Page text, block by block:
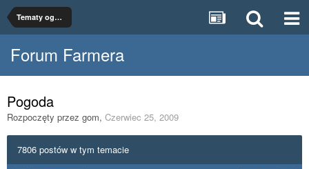
Tematy ogólne
Forum Farmera
Pogoda
Rozpoczęty przez gom, Czerwiec 25, 2009
7806 postów w tym temacie